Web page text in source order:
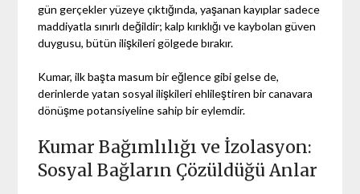
gün gerçekler yüzeye çıktığında, yaşanan kayıplar sadece
maddiyatla sınırlı değildir; kalp kırıklığı ve kaybolan güven
duygusu, bütün ilişkileri gölgede bırakır.
Kumar, ilk başta masum bir eğlence gibi gelse de,
derinlerde yatan sosyal ilişkileri ehlileştiren bir canavara
dönüşme potansiyeline sahip bir eylemdir.
Kumar Bağımlılığı ve İzolasyon:
Sosyal Bağların Çözüldüğü Anlar